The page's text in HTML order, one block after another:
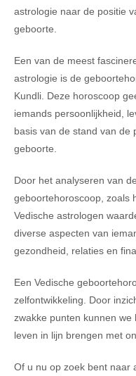
astrologie naar de positie
geboorte.
Een van de meest
astrologie is de
Kundli. Deze horoscoop
iemands persoonlijkheid,
basis van de stand van de
geboorte.
Door het analyseren van
geboortehoroscoop, zoals
Vedische astrologen
diverse aspecten van
gezondheid, relaties en
Een Vedische
zelfontwikkeling. Door
zwakke punten kunnen
leven in lijn brengen met
Of u nu op zoek bent naar